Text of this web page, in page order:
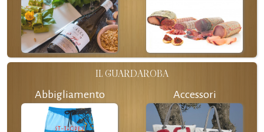
IL GUARDAROBA
Abbigliamento Accessori